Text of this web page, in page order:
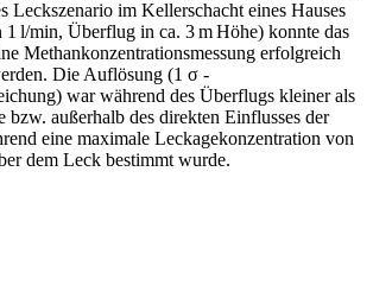
Leckszenario im Kellerschacht eines Hauses
1 l/min, Überflug in ca. 3 m Höhe) konnte das
Methankonzentrationsmessung erfolgreich
Die Auflösung (1 σ -
war während des Überflugs kleiner als
bzw. außerhalb des direkten Einflusses der
eine maximale Leckagekonzentration von
dem Leck bestimmt wurde.